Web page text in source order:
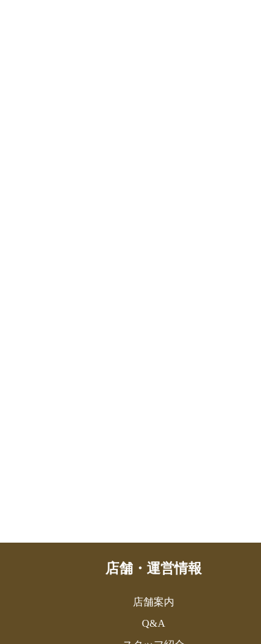
店舗・運営情報
店舗案内
Q&A